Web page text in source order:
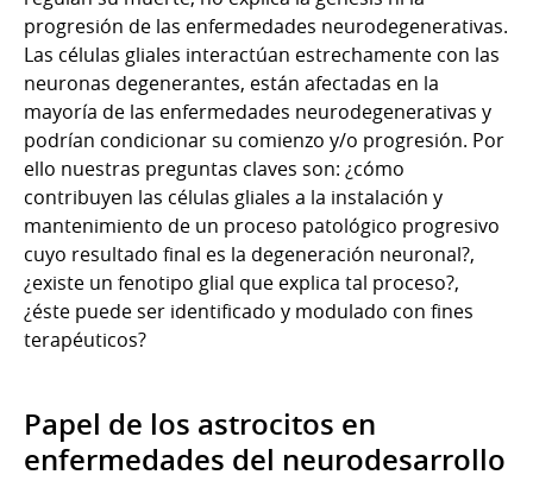
progresión de las enfermedades neurodegenerativas.
Las células gliales interactúan estrechamente con las
neuronas degenerantes, están afectadas en la
mayoría de las enfermedades neurodegenerativas y
podrían condicionar su comienzo y/o progresión. Por
ello nuestras preguntas claves son: ¿cómo
contribuyen las células gliales a la instalación y
mantenimiento de un proceso patológico progresivo
cuyo resultado final es la degeneración neuronal?,
¿existe un fenotipo glial que explica tal proceso?,
¿éste puede ser identificado y modulado con fines
terapéuticos?
Papel de los astrocitos en
enfermedades del neurodesarrollo